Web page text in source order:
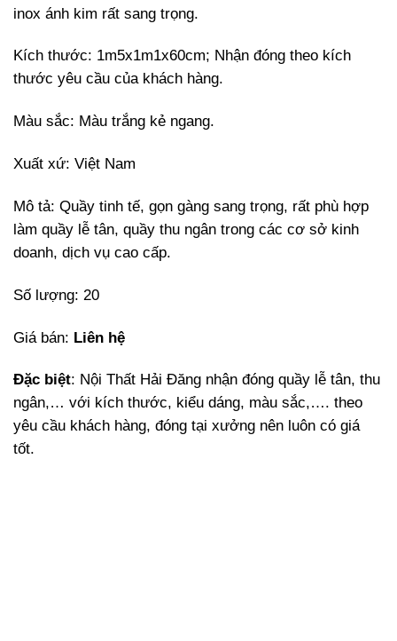
inox ánh kim rất sang trọng.
Kích thước: 1m5x1m1x60cm; Nhận đóng theo kích
thước yêu cầu của khách hàng.
Màu sắc: Màu trắng kẻ ngang.
Xuất xứ: Việt Nam
Mô tả: Quầy tinh tế, gọn gàng sang trọng, rất phù hợp
làm quầy lễ tân, quầy thu ngân trong các cơ sở kinh
doanh, dịch vụ cao cấp.
Số lượng: 20
Giá bán: Liên hệ
Đặc biệt: Nội Thất Hải Đăng nhận đóng quầy lễ tân, thu
ngân,… với kích thước, kiểu dáng, màu sắc,…. theo
yêu cầu khách hàng, đóng tại xưởng nên luôn có giá
tốt.